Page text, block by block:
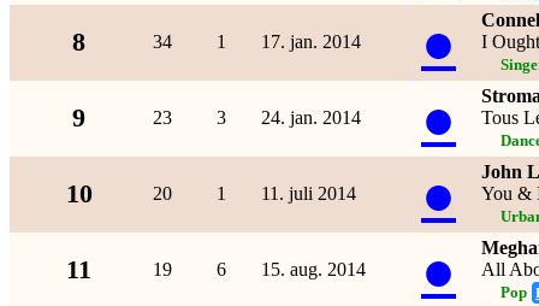
8 34 1 17. jan. 2014 ●
I
9 23 3 24. jan. 2014 ●
Tous
10 20 1 11. juli 2014 ●
John
You &
11 19 6 15. aug. 2014 ●
All
Pop